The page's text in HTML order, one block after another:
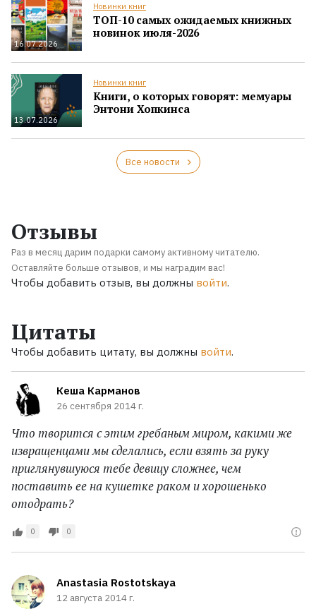
16.07.2026
Новинки книг
ТОП-10 самых ожидаемых книжных
новинок июля-2026
13.07.2026
Новинки книг
Книги, о которых говорят: мемуары
Энтони Хопкинса
Все новости
Отзывы
Раз в месяц дарим подарки самому активному читателю.
Оставляйте больше отзывов, и мы наградим вас!
Чтобы добавить отзыв, вы должны войти.
Цитаты
Чтобы добавить цитату, вы должны войти.
Кеша Карманов
26 сентября 2014 г.
Что творится с этим гребаным миром, какими же
извращенцами мы сделались, если взять за руку
приглянувшуюся тебе девицу сложнее, чем
поставить ее на кушетке раком и хорошенько
отодрать?
0 0
Anastasia Rostotskaya
12 августа 2014 г.